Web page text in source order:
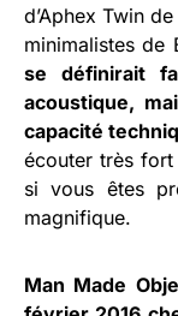
d’Aphex Twin
minimalistes de
se définirait
acoustique,
capacité
écouter très
si vous êtes
magnifique.
Man Made